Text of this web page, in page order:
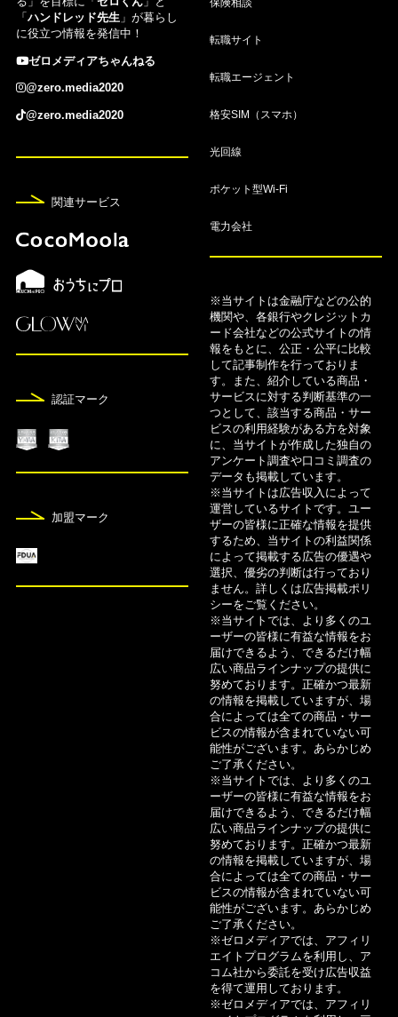
空港ラウンジが無料のおすすめクレジットカード1
2選！使い方も紹介
家族カードおすすめ20選！夫婦でお得な人気クレ
【2026年8月】PASMOオートチャージできるクレ
FX自動売買おすすめランキング！人気ツールや口
FX口座9社のスワップポイント比較ランキング【2
8月7日
【2026年8月】FXのキャンペーン・キャッシュバ
ックおすすめ比較一覧
8月5日
カードローンおすすめ24社人気ランキング！金利
比較【2026年版】
コストコで使えるクレジットカードおすすめ11
選！即日発行可能なカードも紹介
審査の甘いカードローンは？即日融資におすすめ1
保険相談
転職サイト
転職エージェント
格安SIM（スマホ）
光回線
ポケット型Wi-Fi
電力会社
「 ハンドレッド先生」が暮らし
に役立つ情報を発信中！
ゼロメディアちゃんねる
@zero.media2020
@zero.media2020
関連サービス
※当サイトは金融庁などの公的
機関や、各銀行やクレジットカ
ード会社などの公式サイトの情
報をもとに、公正・公平に比較
して記事制作を行っておりま
す。また、紹介している商品・
サービスに対する判断基準の一
つとして、該当する商品・サー
ビスの利用経験がある方を対象
に、当サイトが作成した独自の
アンケート調査や口コミ調査の
データも掲載しています。
※当サイトは広告収入によって
運営しているサイトです。ユー
ザーの皆様に正確な情報を提供
するため、当サイトの利益関係
によって掲載する広告の優遇や
選択、優劣の判断は行っており
ません。詳しくは広告掲載ポリ
シーをご覧ください。
※当サイトでは、より多くのユ
ーザーの皆様に有益な情報をお
届けできるよう、できるだけ幅
広い商品ラインナップの提供に
努めております。正確かつ最新
の情報を掲載していますが、場
合によっては全ての商品・サー
ビスの情報が含まれていない可
能性がございます。あらかじめ
ご了承ください。
※当サイトでは、より多くのユ
ーザーの皆様に有益な情報をお
届けできるよう、できるだけ幅
広い商品ラインナップの提供に
努めております。正確かつ最新
の情報を掲載していますが、場
合によっては全ての商品・サー
ビスの情報が含まれていない可
能性がございます。あらかじめ
ご了承ください。
※ゼロメディアでは、アフィリ
エイトプログラムを利用し、ア
コム社から委託を受け広告収益
を得て運用しております。
※ゼロメディアでは、アフィリ
認証マーク
加盟マーク